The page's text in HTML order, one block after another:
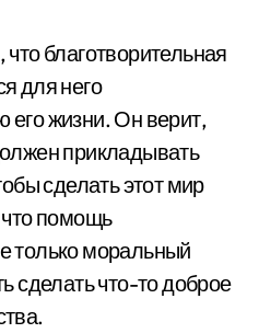
благотворительная
для него
его жизни. Он верит,
прикладывать
сделать этот мир
помощь
только моральный
сделать что-то доброе